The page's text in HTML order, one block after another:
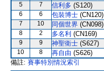
5
7 信利多 (S120)
6
6 包裝博士 (CN120)
7
10 同個世界 (CN098)
8
2 多名利 (CN169)
9
9 神聖衛士 (S627)
10
8 再自由 (S626)
備註: 賽事特別情況索引